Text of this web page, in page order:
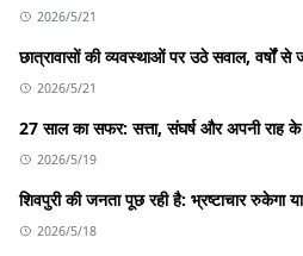
2026/5/21
छात्रावासों की व्यवस्थाओं पर उठे सवाल, वर्षों से
2026/5/21
27 साल का सफर: सत्ता, संघर्ष और अपनी राह के
2026/5/19
शिवपुरी की जनता पूछ रही है: भ्रष्टाचार रुकेगा
2026/5/18